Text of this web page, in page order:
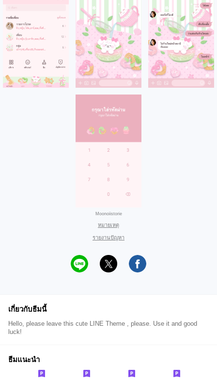
Moonoiistorie
หมายเหตุ
รายงานปัญหา
เกี่ยวกับธีมนี้
Hello, please leave this cute LINE Theme , please. Use it and good
luck!
ธีมแนะนำ